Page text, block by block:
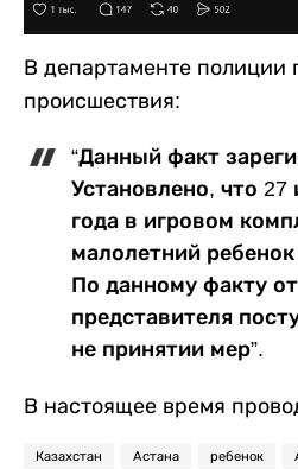
В департаменте полиции
происшествия:
“Данный факт
Установлено, что
года в игровом
малолетний
По данному факту
представителя
не принятии мер”.
В настоящее время
Казахстан Астана ребенок